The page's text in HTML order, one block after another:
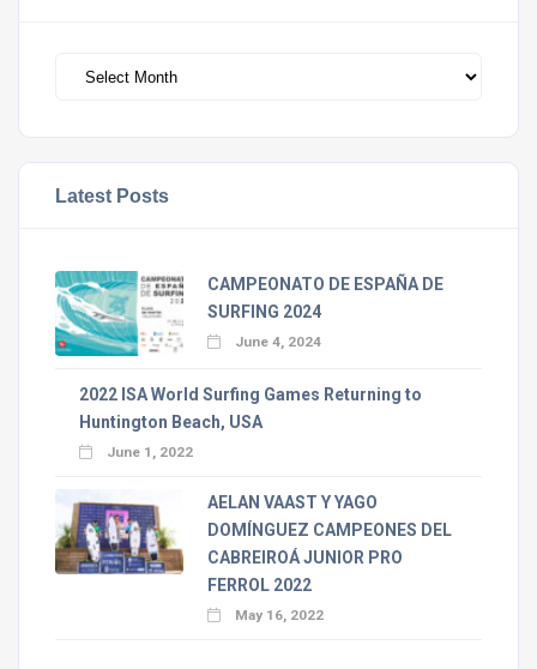
Latest Posts
CAMPEONATO DE ESPAÑA DE
SURFING 2024
June 4, 2024
2022 ISA World Surfing Games Returning to
Huntington Beach, USA
June 1, 2022
AELAN VAAST Y YAGO
DOMÍNGUEZ CAMPEONES DEL
CABREIROÁ JUNIOR PRO
FERROL 2022
May 16, 2022